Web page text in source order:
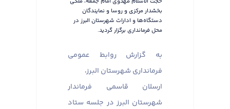
بخشدار مرکزی و روسا و نمایندگان
دستگاه‌ها و ادارات شهرستان البرز در
محل فرمانداری برگزار گردید.
به گزارش روابط عمومی
فرمانداری شهرستان البرز،
ارسلان قاسمی فرماندار
شهرستان البرز در جلسه ستاد